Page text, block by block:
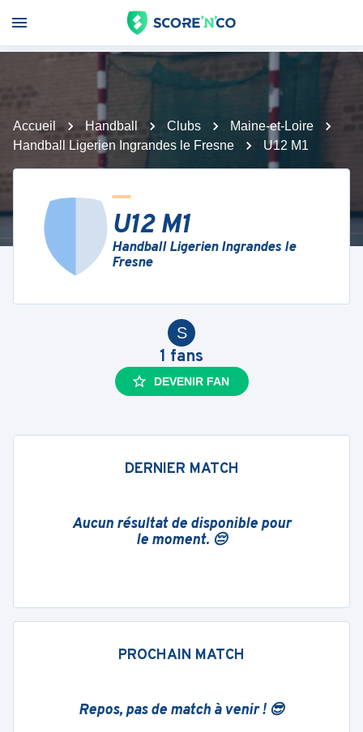
Accueil Handball Clubs
Maine-et-Loire
Handball Ligerien Ingrandes le Fresne
U12 M1
U12 M1
Handball Ligerien Ingrandes le
Fresne
S
1 fans
DEVENIR FAN
DERNIER MATCH
Aucun résultat de disponible pour
le moment. 😔
PROCHAIN MATCH
Repos, pas de match à venir ! 😎